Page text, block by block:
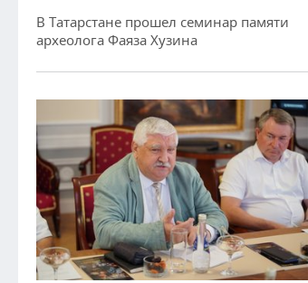
В Татарстане прошел семинар памяти
археолога Фаяза Хузина